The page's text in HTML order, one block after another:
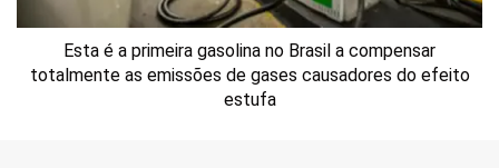
Esta é a primeira gasolina no Brasil a compensar
totalmente as emissões de gases causadores do efeito
estufa